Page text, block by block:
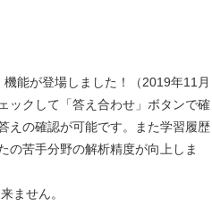
機能が登場しました！（2019年11月
ックして「答え合わせ」ボタンで確
えの確認が可能です。また学習履歴
の苦手分野の解析精度が向上しま
ません。
！